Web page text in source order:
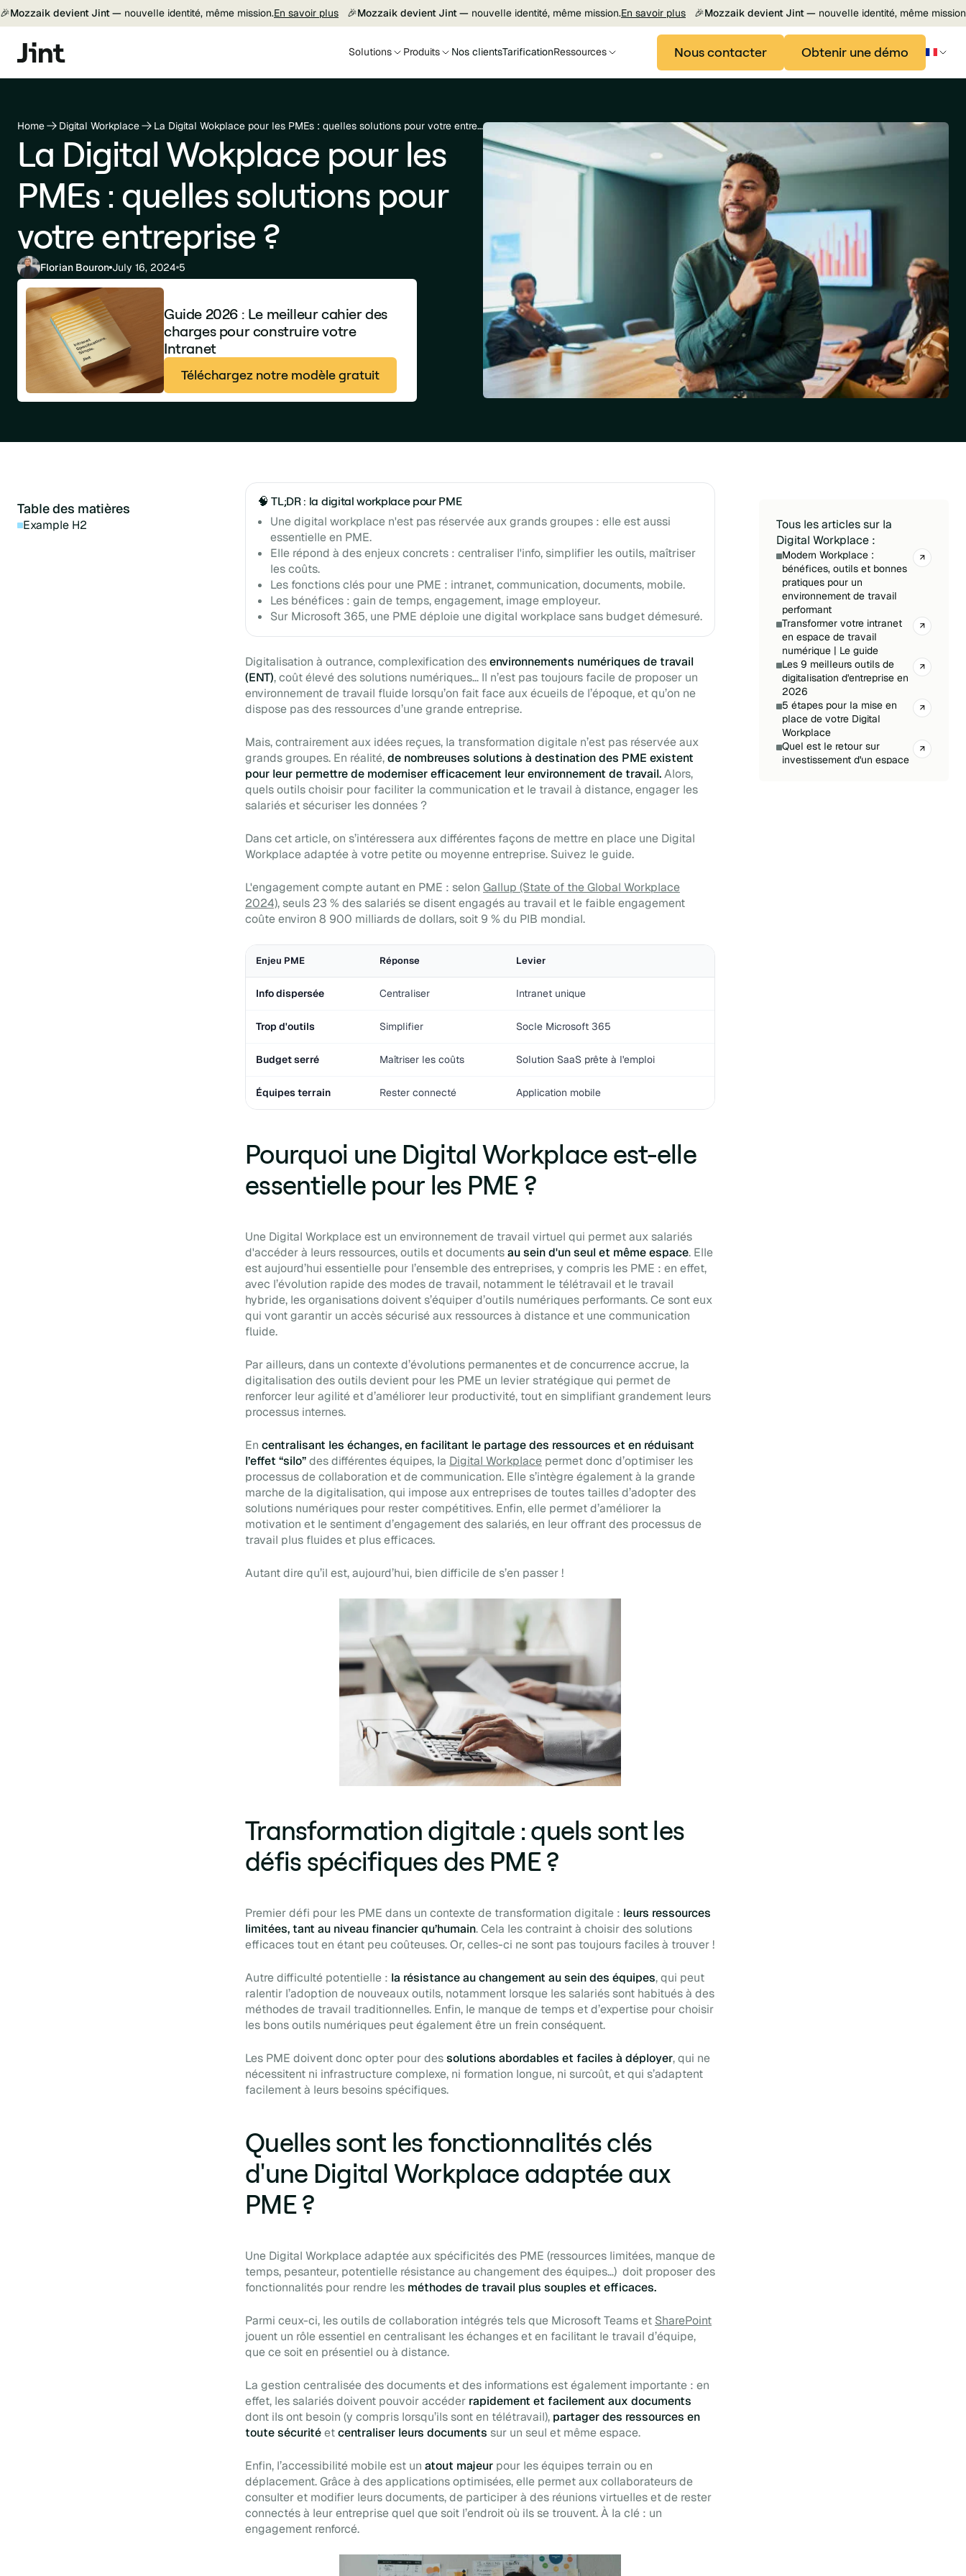
🎉Mozzaik devient Jint — nouvelle identité, même mission.En savoir plus 🎉Mozzaik devient Jint — nouvelle identité, même mission.En savoir plus 🎉Mozzaik devient Jint — nouvelle identité, même
Solutions Produits Nos clientsTarificationRessources Nous contacter Obtenir une démo
Home Digital Workplace La Digital Wokplace pour les PMEs : quelles solutions pour votre entreprise ?
La Digital Wokplace pour les
PMEs : quelles solutions pour
votre entreprise ?
Florian Bouron July 16, 2024 5
Guide 2026 : Le meilleur cahier des
charges pour construire votre
Intranet
Téléchargez notre modèle gratuit
Table des matières
Example H2
🧠 TL;DR : la digital workplace pour PME
Une digital workplace n'est pas réservée aux grands groupes : elle est aussi
essentielle en PME.
Elle répond à des enjeux concrets : centraliser l'info, simplifier les outils, maîtriser
les coûts.
Les fonctions clés pour une PME : intranet, communication, documents, mobile.
Les bénéfices : gain de temps, engagement, image employeur.
Sur Microsoft 365, une PME déploie une digital workplace sans budget démesuré.
Digitalisation à outrance, complexification desenvironnements numériques de travail
(ENT), coût élevé des solutions numériques… Il n’est pas toujours facile de proposer un
environnement de travail fluide lorsqu’on fait face aux écueils de l’époque, et qu’on ne
dispose pas des ressources d’une grande entreprise.
Mais, contrairement aux idées reçues, la transformation digitale n’est pas réservée aux
grands groupes. En réalité,de nombreuses solutions à destination des PME existent
pour leur permettre de moderniser efficacement leur environnement de travail.Alors,
quels outils choisir pour faciliter la communication et le travail à distance, engager les
salariés et sécuriser les données ?
Dans cet article, on s’intéressera aux différentes façons de mettre en place une Digital
Workplace adaptée à votre petite ou moyenne entreprise. Suivez le guide.
L'engagement compte autant en PME : selon Gallup (State of the Global Workplace
2024), seuls 23 % des salariés se disent engagés au travail et le faible engagement
coûte environ 8 900 milliards de dollars, soit 9 % du PIB mondial.
Enjeu PME Réponse Levier
Info dispersée Centraliser Intranet unique
Trop d'outils Simplifier Socle Microsoft 365
Budget serré Maîtriser les coûts Solution SaaS prête à l'emploi
Équipes terrain Rester connecté Application mobile
Pourquoi une Digital Workplace est-elle
essentielle pour les PME ?
Une Digital Workplace est un environnement de travail virtuel qui permet aux salariés
d'accéder à leurs ressources, outils et documentsau sein d'un seul et même espace. Elle
est aujourd’hui essentielle pour l’ensemble des entreprises, y compris les PME : en effet,
avec l’évolution rapide des modes de travail, notamment le télétravail et le travail
hybride, les organisations doivent s’équiper d’outils numériques performants. Ce sont eux
qui vont garantir un accès sécurisé aux ressources à distance et une communication
fluide.
Par ailleurs, dans un contexte d’évolutions permanentes et de concurrence accrue, la
digitalisation des outils devient pour les PME un levier stratégique qui permet de
renforcer leur agilité et d’améliorer leur productivité, tout en simplifiant grandement leurs
processus internes.
En centralisant les échanges, en facilitant le partage des ressources et en réduisant
l’effet “silo”des différentes équipes, la Digital Workplace permet donc d’optimiser les
processus de collaboration et de communication. Elle s’intègre également à la grande
marche de la digitalisation, qui impose aux entreprises de toutes tailles d’adopter des
solutions numériques pour rester compétitives. Enfin, elle permet d’améliorer la
motivation et le sentiment d’engagement des salariés, en leur offrant des processus de
travail plus fluides et plus efficaces.
Autant dire qu’il est, aujourd’hui, bien difficile de s’en passer !
Transformation digitale : quels sont les
défis spécifiques des PME ?
Premier défi pour les PME dans un contexte de transformation digitale : leurs ressources
limitées, tant au niveau financier qu’humain. Cela les contraint à choisir des solutions
efficaces tout en étant peu coûteuses. Or, celles-ci ne sont pas toujours faciles à trouver !
Autre difficulté potentielle : la résistance au changement au sein des équipes, qui peut
ralentir l’adoption de nouveaux outils, notamment lorsque les salariés sont habitués à des
méthodes de travail traditionnelles. Enfin, le manque de temps et d’expertise pour choisir
les bons outils numériques peut également être un frein conséquent.
Les PME doivent donc opter pour dessolutions abordables et faciles à déployer, qui ne
nécessitent ni infrastructure complexe, ni formation longue, ni surcoût, et qui s’adaptent
facilement à leurs besoins spécifiques.
Quelles sont les fonctionnalités clés
d'une Digital Workplace adaptée aux
PME ?
Une Digital Workplace adaptée aux spécificités des PME (ressources limitées, manque de
temps, pesanteur, potentielle résistance au changement des équipes…) doit proposer des
fonctionnalités pour rendre les méthodes de travail plus souples et efficaces.
Parmi ceux-ci, les outils de collaboration intégrés tels que Microsoft Teams et SharePoint
jouent un rôle essentiel en centralisant les échanges et en facilitant le travail d’équipe,
que ce soit en présentiel ou à distance.
La gestion centralisée des documents et des informations est également importante : en
effet, les salariés doivent pouvoir accéder rapidement et facilement aux documents
dont ils ont besoin (y compris lorsqu’ils sont en télétravail), partager des ressources en
toute sécuritéetcentraliser leurs documents sur un seul et même espace.
Enfin, l’accessibilité mobile est un atout majeur pour les équipes terrain ou en
déplacement. Grâce à des applications optimisées, elle permet aux collaborateurs de
consulter et modifier leurs documents, de participer à des réunions virtuelles et de rester
connectés à leur entreprise quel que soit l’endroit où ils se trouvent. À la clé : un
engagement renforcé.
Tous les articles sur la
Digital Workplace :
Modern Workplace :
bénéfices, outils et bonnes
pratiques pour un
environnement de travail
performant
Transformer votre intranet
en espace de travail
numérique | Le guide
Les 9 meilleurs outils de
digitalisation d'entreprise en
2026
5 étapes pour la mise en
place de votre Digital
Workplace
Quel est le retour sur
investissement d'un espace